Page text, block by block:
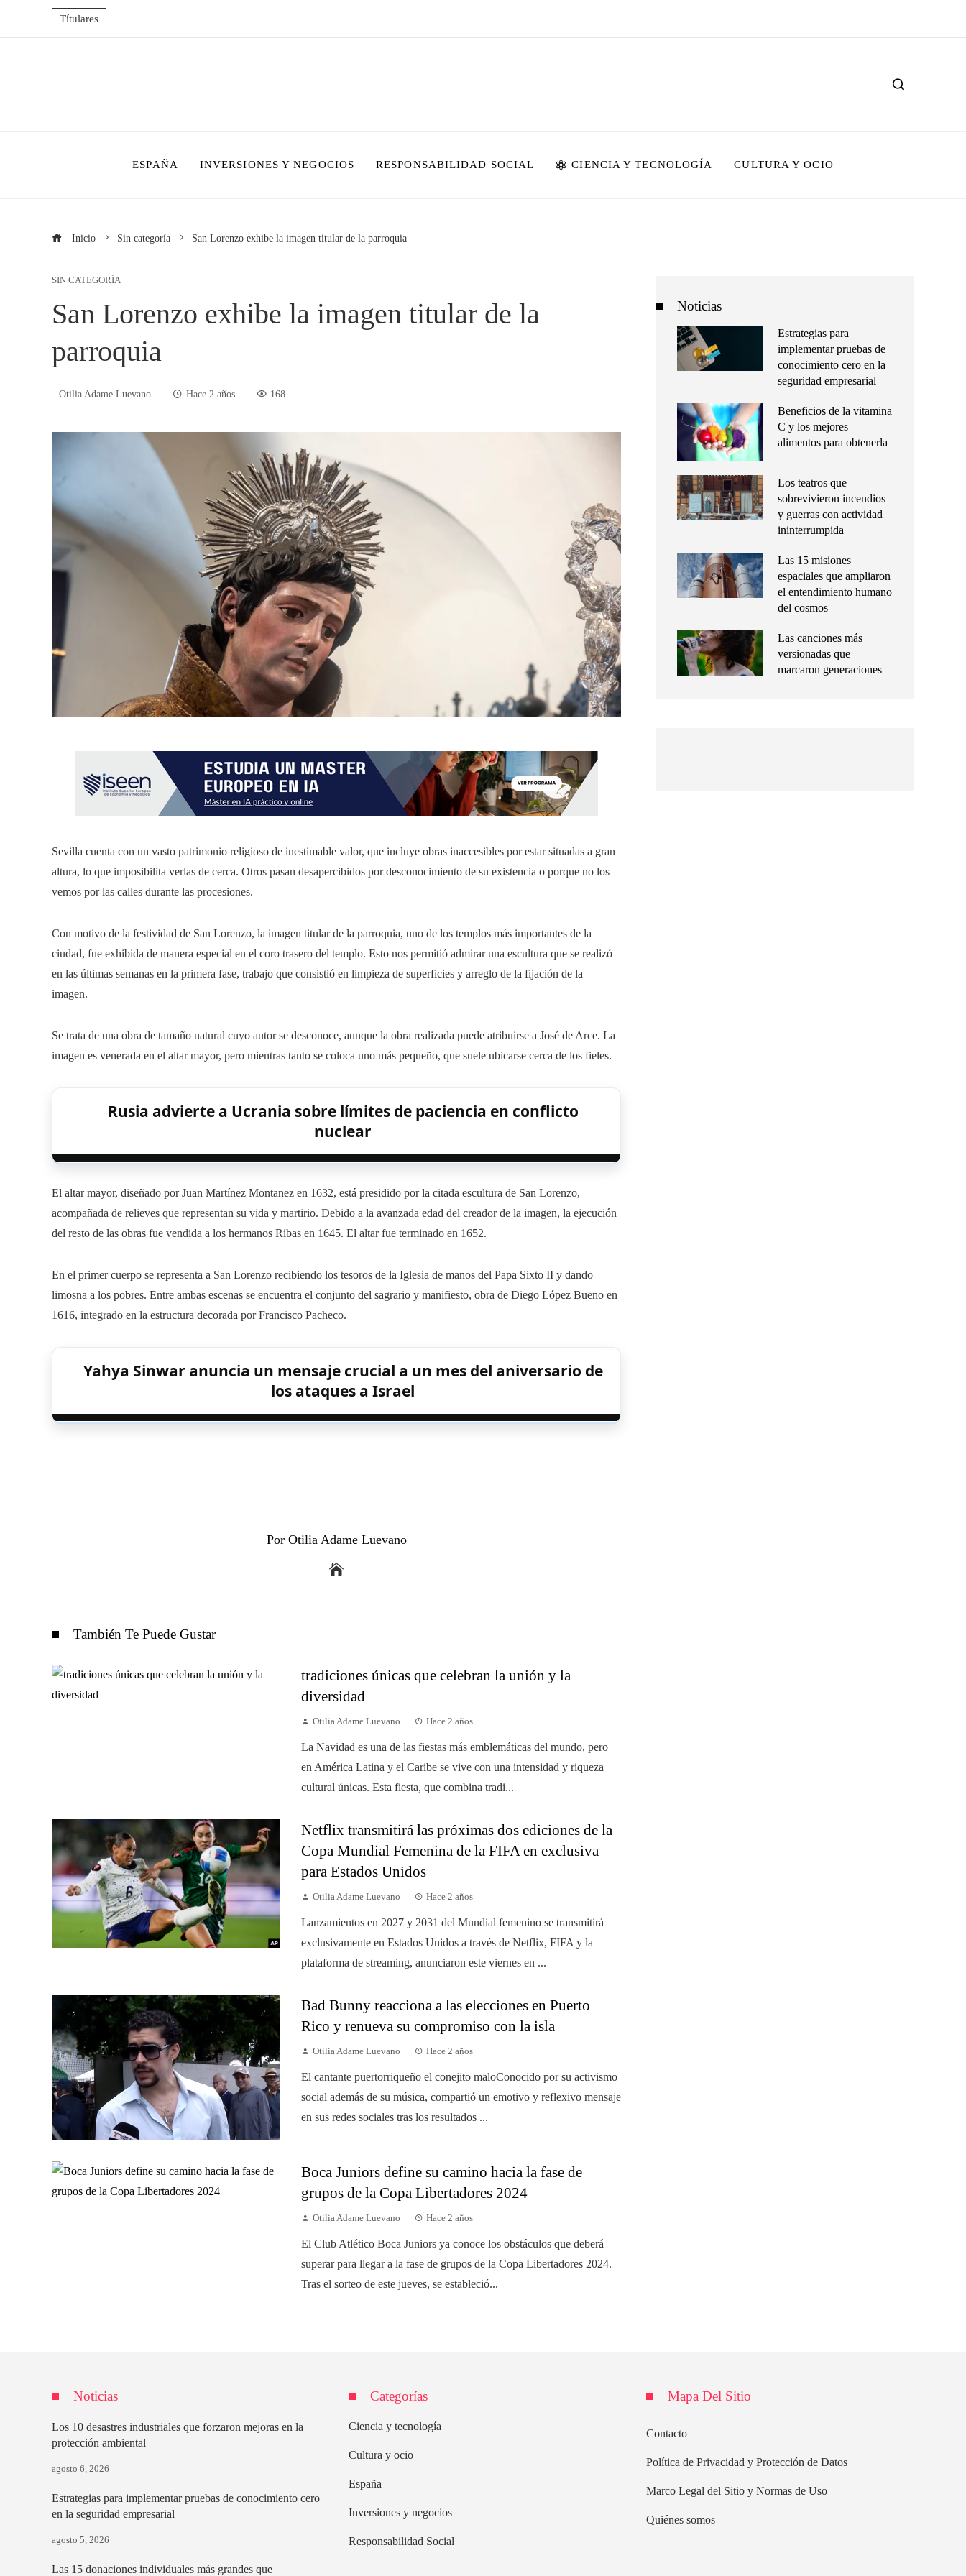
Títulares
ESPAÑA INVERSIONES Y NEGOCIOS RESPONSABILIDAD SOCIAL CIENCIA Y TECNOLOGÍA CULTURA Y OCIO
Inicio Sin categoría San Lorenzo exhibe la imagen titular de la parroquia
SIN CATEGORÍA
San Lorenzo exhibe la imagen titular de la
parroquia
Otilia Adame Luevano Hace 2 años 168
Sevilla cuenta con un vasto patrimonio religioso de inestimable valor, que incluye obras inaccesibles por estar situadas a gran
altura, lo que imposibilita verlas de cerca. Otros pasan desapercibidos por desconocimiento de su existencia o porque no los
vemos por las calles durante las procesiones.
Con motivo de la festividad de San Lorenzo, la imagen titular de la parroquia, uno de los templos más importantes de la
ciudad, fue exhibida de manera especial en el coro trasero del templo. Esto nos permitió admirar una escultura que se realizó
en las últimas semanas en la primera fase, trabajo que consistió en limpieza de superficies y arreglo de la fijación de la
imagen.
Se trata de una obra de tamaño natural cuyo autor se desconoce, aunque la obra realizada puede atribuirse a José de Arce. La
imagen es venerada en el altar mayor, pero mientras tanto se coloca uno más pequeño, que suele ubicarse cerca de los fieles.
Rusia advierte a Ucrania sobre límites de paciencia en conflicto
nuclear
El altar mayor, diseñado por Juan Martínez Montanez en 1632, está presidido por la citada escultura de San Lorenzo,
acompañada de relieves que representan su vida y martirio. Debido a la avanzada edad del creador de la imagen, la ejecución
del resto de las obras fue vendida a los hermanos Ribas en 1645. El altar fue terminado en 1652.
En el primer cuerpo se representa a San Lorenzo recibiendo los tesoros de la Iglesia de manos del Papa Sixto II y dando
limosna a los pobres. Entre ambas escenas se encuentra el conjunto del sagrario y manifiesto, obra de Diego López Bueno en
1616, integrado en la estructura decorada por Francisco Pacheco.
Yahya Sinwar anuncia un mensaje crucial a un mes del aniversario de
los ataques a Israel
Por Otilia Adame Luevano
También Te Puede Gustar
tradiciones únicas que celebran la unión y la
diversidad
Otilia Adame Luevano Hace 2 años
La Navidad es una de las fiestas más emblemáticas del mundo, pero
en América Latina y el Caribe se vive con una intensidad y riqueza
cultural únicas. Esta fiesta, que combina tradi...
Netflix transmitirá las próximas dos ediciones de la
Copa Mundial Femenina de la FIFA en exclusiva
para Estados Unidos
Otilia Adame Luevano Hace 2 años
Lanzamientos en 2027 y 2031 del Mundial femenino se transmitirá
exclusivamente en Estados Unidos a través de Netflix, FIFA y la
plataforma de streaming, anunciaron este viernes en ...
Bad Bunny reacciona a las elecciones en Puerto
Rico y renueva su compromiso con la isla
Otilia Adame Luevano Hace 2 años
El cantante puertorriqueño el conejito maloConocido por su activismo
social además de su música, compartió un emotivo y reflexivo mensaje
en sus redes sociales tras los resultados ...
Boca Juniors define su camino hacia la fase de
grupos de la Copa Libertadores 2024
Otilia Adame Luevano Hace 2 años
El Club Atlético Boca Juniors ya conoce los obstáculos que deberá
superar para llegar a la fase de grupos de la Copa Libertadores 2024.
Tras el sorteo de este jueves, se estableció...
Noticias
Estrategias para
implementar pruebas de
conocimiento cero en la
seguridad empresarial
Beneficios de la vitamina
C y los mejores
alimentos para obtenerla
Los teatros que
sobrevivieron incendios
y guerras con actividad
ininterrumpida
Las 15 misiones
espaciales que ampliaron
el entendimiento humano
del cosmos
Las canciones más
versionadas que
marcaron generaciones
Noticias
Los 10 desastres industriales que forzaron mejoras en la
protección ambiental
agosto 6, 2026
Estrategias para implementar pruebas de conocimiento cero
en la seguridad empresarial
agosto 5, 2026
Las 15 donaciones individuales más grandes que
Categorías
Ciencia y tecnología
Cultura y ocio
España
Inversiones y negocios
Responsabilidad Social
Mapa Del Sitio
Contacto
Política de Privacidad y Protección de Datos
Marco Legal del Sitio y Normas de Uso
Quiénes somos